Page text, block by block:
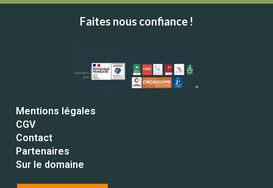
Faites nous confiance !
Mentions légales
CGV
Contact
Partenaires
Sur le domaine